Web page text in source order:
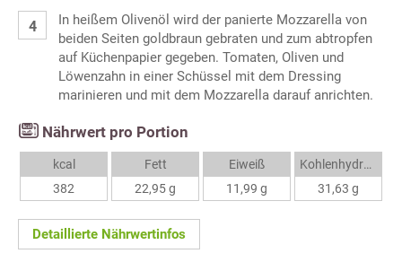
In heißem Olivenöl wird der panierte Mozzarella von
beiden Seiten goldbraun gebraten und zum abtropfen
auf Küchenpapier gegeben. Tomaten, Oliven und
Löwenzahn in einer Schüssel mit dem Dressing
marinieren und mit dem Mozzarella darauf anrichten.
Nährwert pro Portion
kcal
382
Fett
22,95 g
Eiweiß
11,99 g
Kohlenhydrate
31,63 g
Detaillierte Nährwertinfos